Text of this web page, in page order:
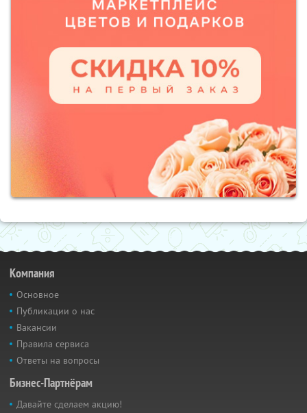
Компания
Основное
Публикации о нас
Вакансии
Правила сервиса
Ответы на вопросы
Бизнес-Партнёрам
Давайте сделаем акцию!